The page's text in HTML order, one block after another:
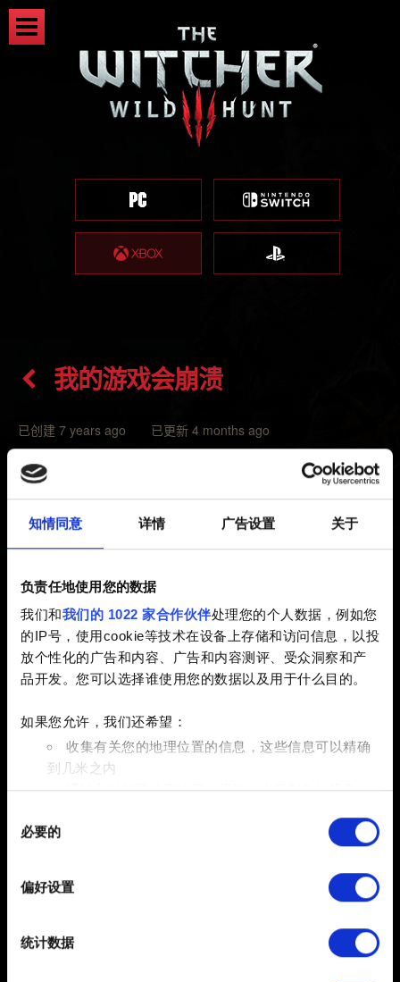
知情同意 详情 广告设置 关于
负责任地使用您的数据
我们和我们的 1022 家合作伙伴处理您的个人数据，例如您
的IP号，使用cookie等技术在设备上存储和访问信息，以投
放个性化的广告和内容、广告和内容测评、受众洞察和产
品开发。您可以选择谁使用您的数据以及用于什么目的。
如果您允许，我们还希望：
收集有关您的地理位置的信息，这些信息可以精确
到几米之内
通过主动扫描特定特征（指纹）来识别您的设备
查找有关您的个人数据如何处理的更多信息，
并设置您的首选项。您可随时从Cookie声明中更改或撤回
部分需要使用 Cookies 的是为了让网站功能可用，而另一
馈，以便网站将更好地服务于您。例如帮助我们在社交媒
必要的
偏好设置
统计数据
我的游戏会崩溃
已创建 7 years ago 已更新 4 months ago
如果游戏发生了崩溃，请尝试按照以下的步骤清理缓存。
该操作不会删除您的任何游戏、数据或者存档。
3. 等待至少两分钟
4. 将电源线重新插回 Xbox
5. 重新打开您的 Xbox
该操作会清理您的 Xbox 缓存，以及所有可能损坏的缓存
作，问题依然没有解决，请尝试读取较早的游戏存档，查
看是否有所帮助。
需要帮助？